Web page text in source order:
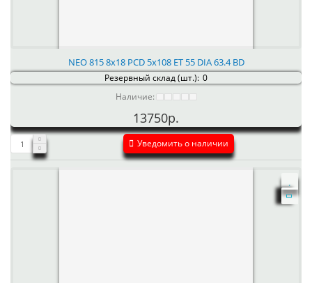
NEO 815 8x18 PCD 5x108 ET 55 DIA 63.4 BD
Резервный склад (шт.): 0
Наличие:
13750р.
Уведомить о наличии